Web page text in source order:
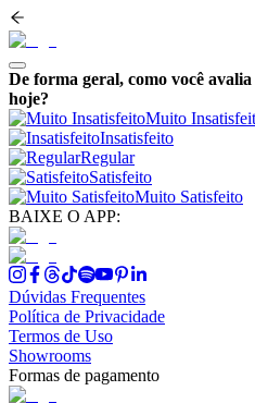
De forma geral, como você
hoje?
Muito
Insatisfeito
Regular
Satisfeito
Muito Satisfeito
BAIXE O APP:
Dúvidas Frequentes
Política de Privacidade
Termos de Uso
Showrooms
Formas de pagamento